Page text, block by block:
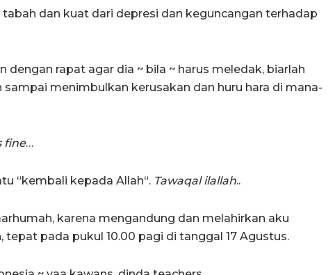
dan kuat dari depresi dan keguncangan terhadap
dengan rapat agar dia ~ bila ~ harus meledak, biarlah
menimbulkan kerusakan dan huru hara di mana-
fine…
“kembali kepada Allah“. Tawaqal ilallah..
karena mengandung dan melahirkan aku
tepat pada pukul 10.00 pagi di tanggal 17 Agustus.